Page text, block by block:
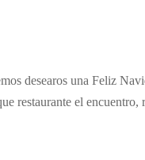
desearos una Feliz
restaurante el encuentro,